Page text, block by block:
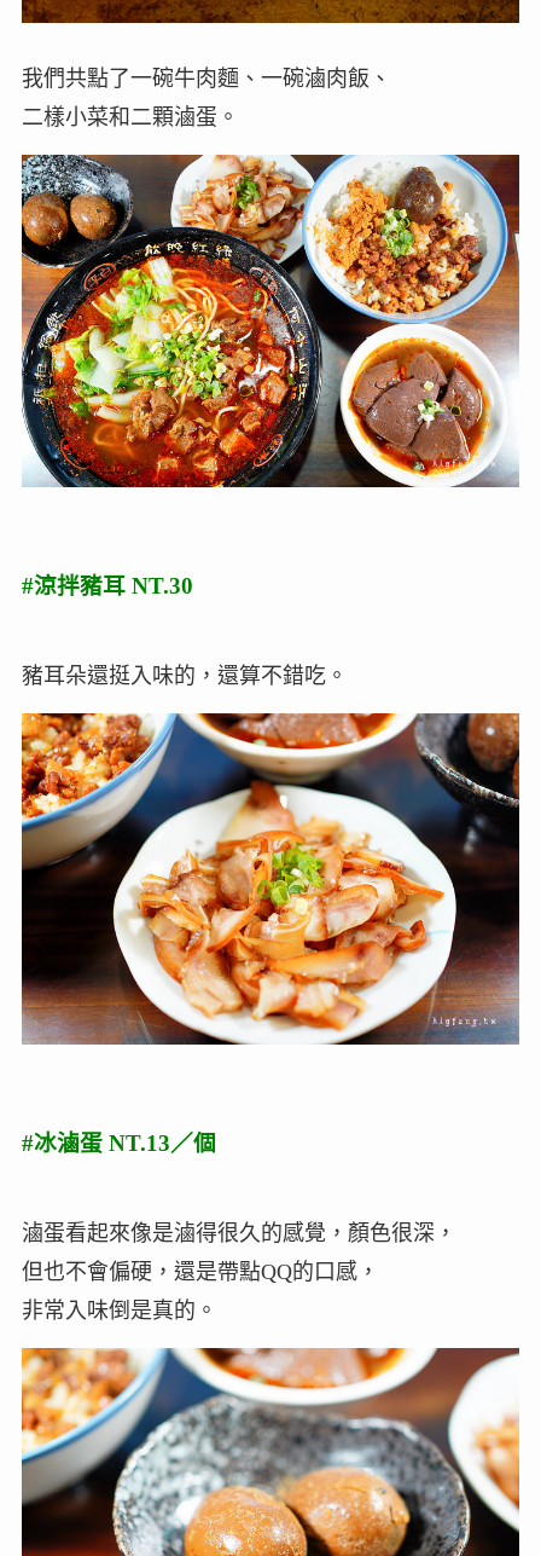
我們共點了一碗牛肉麵、一碗滷肉飯、
二樣小菜和二顆滷蛋。
#涼拌豬耳 NT.30
豬耳朵還挺入味的，還算不錯吃。
#冰滷蛋 NT.13／個
滷蛋看起來像是滷得很久的感覺，顏色很深，
但也不會偏硬，還是帶點QQ的口感，
非常入味倒是真的。